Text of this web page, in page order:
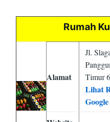
Rumah
Alamat
Jl.
Timur
Lihat